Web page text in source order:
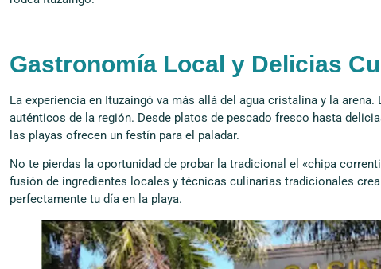
Gastronomía Local y Delicias
La experiencia en Ituzaingó va más allá del agua cristalina y la
auténticos de la región. Desde platos de pescado fresco hasta
las playas ofrecen un festín para el paladar.
No te pierdas la oportunidad de probar la tradicional el «chipa
fusión de ingredientes locales y técnicas culinarias tradicionales
perfectamente tu día en la playa.